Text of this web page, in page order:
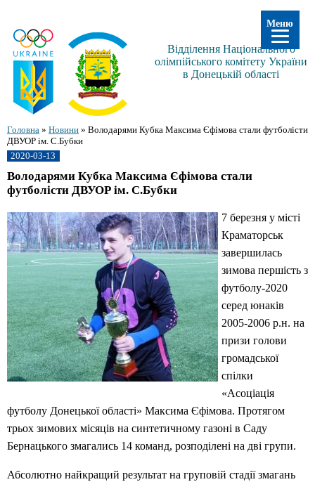
Відділення Національного
олімпійського комітету України
в Донецькій області
Головна » Новини » Володарями Кубка Максима Єфімова стали футболісти
ДВУОР ім. С.Бубки
2020-03-13
Володарями Кубка Максима Єфімова стали
футболісти ДВУОР ім. С.Бубки
7 березня у місті
Краматорськ
завершилась
зимова першість з
футболу-2020
серед юнаків
2005-2006 р.н. на
призи голови
громадської
спілки
«Асоціація
футболу Донецької області» Максима Єфімова. Протягом
трьох зимових місяців на синтетичному газоні в Саду
Бернацького змагались 14 команд, розподілені на дві групи.
Абсолютно найкращий результат на груповій стадії змагань
Меню